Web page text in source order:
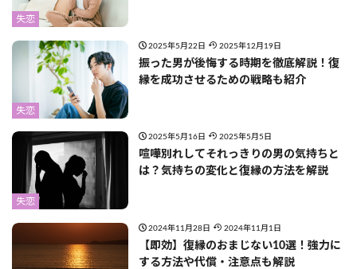
失恋
失恋
2025年5月22日 2025年12月19日
振った男が後悔する時期を徹底解説！復
縁を成功させるための戦略も紹介
失恋
2025年5月16日 2025年5月5日
喧嘩別れしてそれっきりの男の気持ちと
は？気持ちの変化と復縁の方法を解説
2024年11月28日 2024年11月1日
【即効】復縁のおまじない10選！強力に
する方法や代償・注意点も解説